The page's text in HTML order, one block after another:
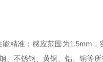
能精准：感应范围为1.5mm
、不锈钢、黄铜、铝、铜等